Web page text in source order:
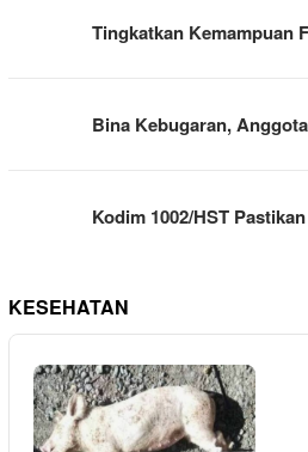
Tingkatkan Kemampuan
Bina Kebugaran,
Kodim 1002/HST
KESEHATAN